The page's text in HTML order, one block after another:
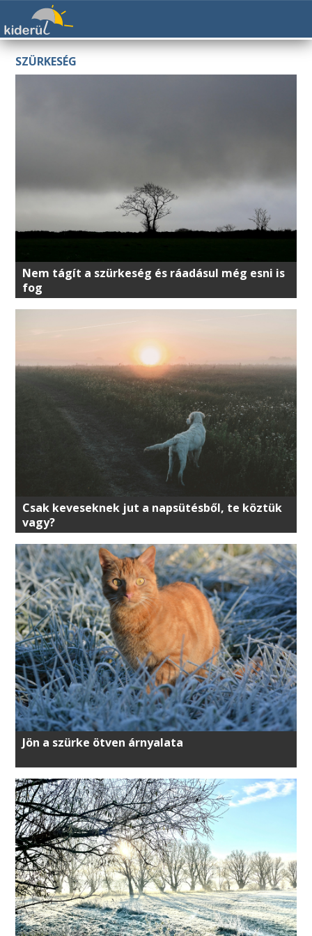
SZÜRKESÉG
Nem tágít a szürkeség és ráadásul még esni is
fog
Csak keveseknek jut a napsütésből, te köztük
vagy?
Jön a szürke ötven árnyalata